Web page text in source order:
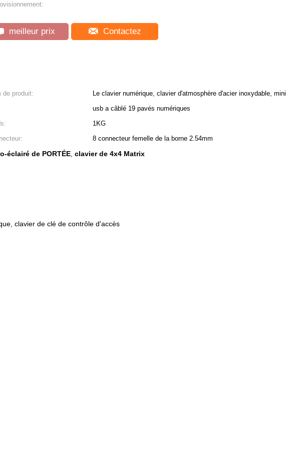
meilleur prix Contactez
de produit:
Le clavier numérique, clavier d'atmosphère d'acier inoxydable, mini
usb a câblé 19 pavés numériques
1KG
8 connecteur femelle de la borne 2.54mm
éclairé de PORTÉE, clavier de 4x4 Matrix
clavier de clé de contrôle d'accès